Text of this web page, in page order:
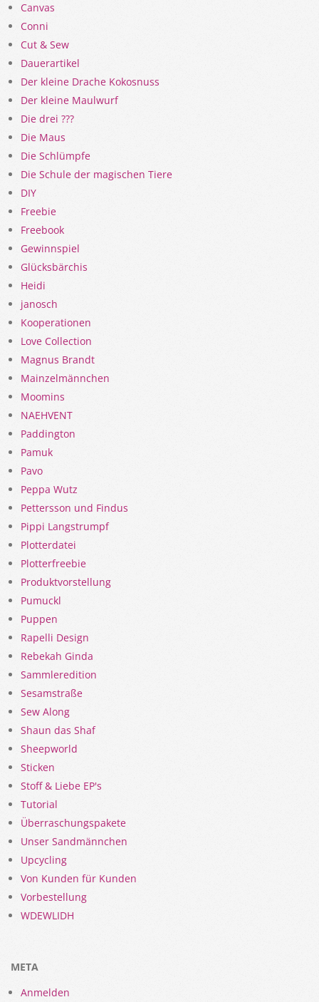
Canvas
Conni
Cut & Sew
Dauerartikel
Der kleine Drache Kokosnuss
Der kleine Maulwurf
Die drei ???
Die Maus
Die Schlümpfe
Die Schule der magischen Tiere
DIY
Freebie
Freebook
Gewinnspiel
Glücksbärchis
Heidi
janosch
Kooperationen
Love Collection
Magnus Brandt
Mainzelmännchen
Moomins
NAEHVENT
Paddington
Pamuk
Pavo
Peppa Wutz
Pettersson und Findus
Pippi Langstrumpf
Plotterdatei
Plotterfreebie
Produktvorstellung
Pumuckl
Puppen
Rapelli Design
Rebekah Ginda
Sammleredition
Sesamstraße
Sew Along
Shaun das Shaf
Sheepworld
Sticken
Stoff & Liebe EP's
Tutorial
Überraschungspakete
Unser Sandmännchen
Upcycling
Von Kunden für Kunden
Vorbestellung
WDEWLIDH
META
Anmelden